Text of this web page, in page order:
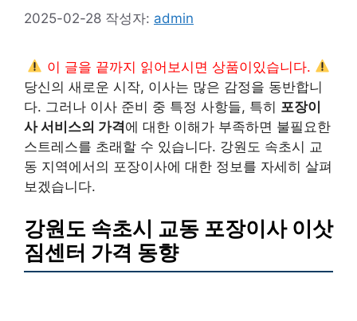
2025-02-28 작성자: admin
이 글을 끝까지 읽어보시면 상품이있습니다.
당신의 새로운 시작, 이사는 많은 감정을 동반합니
다. 그러나 이사 준비 중 특정 사항들, 특히 포장이
사 서비스의 가격에 대한 이해가 부족하면 불필요한
스트레스를 초래할 수 있습니다. 강원도 속초시 교
동 지역에서의 포장이사에 대한 정보를 자세히 살펴
보겠습니다.
강원도 속초시 교동 포장이사 이삿
짐센터 가격 동향